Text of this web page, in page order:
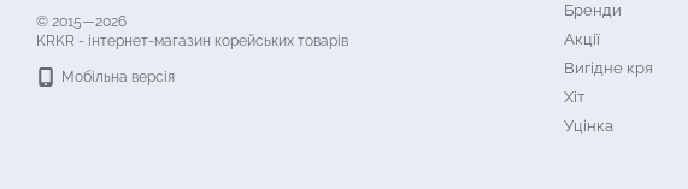
© 2015—2026
KRKR - інтернет-магазин корейських товарів
Мобільна версія
Бренди
Акції
Вигідне кря
Хіт
Уцінка